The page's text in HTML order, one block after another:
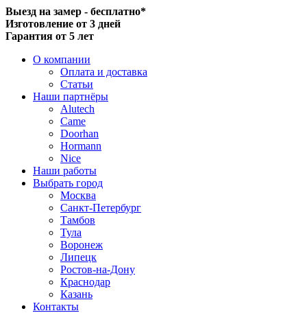
Выезд на замер - бесплатно*
Изготовление от 3 дней
Гарантия от 5 лет
О компании
Оплата и доставка
Статьи
Наши партнёры
Alutech
Came
Doorhan
Hormann
Nice
Наши работы
Выбрать город
Москва
Санкт-Петербург
Тамбов
Тула
Воронеж
Липецк
Ростов-на-Дону
Краснодар
Казань
Контакты